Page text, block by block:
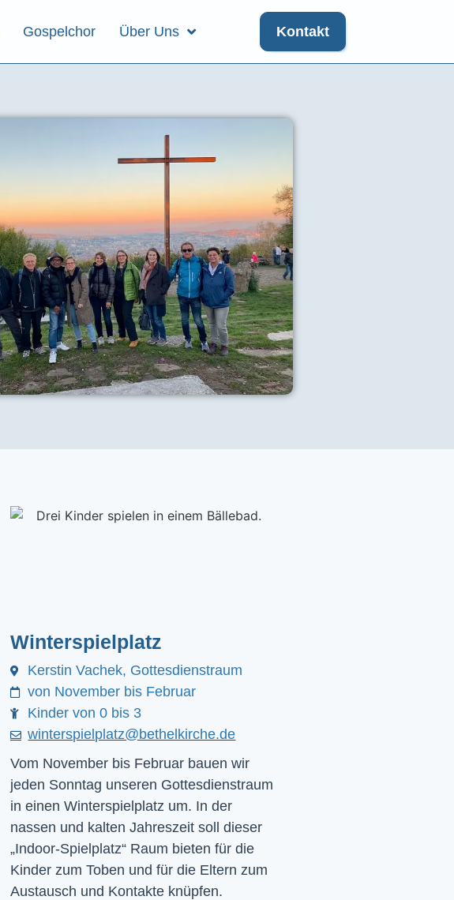
Gospelchor Über Uns Kontakt
Winterspielplatz
Kerstin Vachek, Gottesdienstraum
von November bis Februar
Kinder von 0 bis 3
winterspielplatz@bethelkirche.de
Vom November bis Februar bauen wir
jeden Sonntag unseren Gottesdienstraum
in einen Winterspielplatz um. In der
nassen und kalten Jahreszeit soll dieser
„Indoor-Spielplatz“ Raum bieten für die
Kinder zum Toben und für die Eltern zum
Austausch und Kontakte knüpfen.